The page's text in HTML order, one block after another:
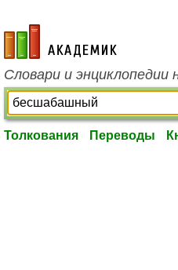
academic.ru
Словари и энциклопедии
Толкования Переводы